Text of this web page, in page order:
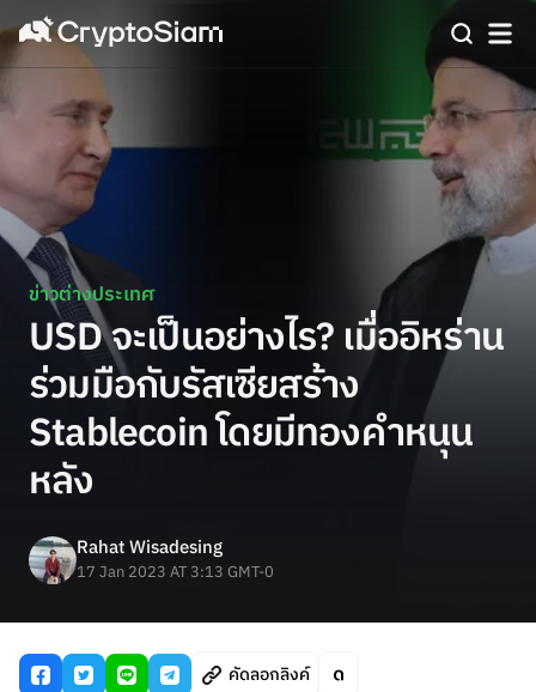
ข่าวต่างประเทศ
USD จะเป็นอย่างไร? เมื่ออิหร่าน
ร่วมมือกับรัสเซียสร้าง
Stablecoin โดยมีทองคำหนุน
หลัง
Rahat Wisadesing
17 Jan 2023 AT 3:13 GMT-0
คัดลอกลิงค์